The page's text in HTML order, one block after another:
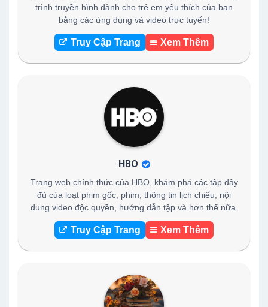
trình truyền hình dành cho trẻ em yêu thích của bạn
bằng các ứng dụng và video trực tuyến!
Truy Cập Trang Xem Thêm
HBO
Trang web chính thức của HBO, khám phá các tập đầy
đủ của loạt phim gốc, phim, thông tin lịch chiếu, nội
dung video độc quyền, hướng dẫn tập và hơn thế nữa.
Truy Cập Trang Xem Thêm